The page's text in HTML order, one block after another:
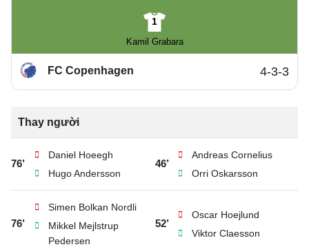
1
Kamil Grabara
FC Copenhagen 4-3-3
Thay người
76’
Daniel Hoeegh
Hugo Andersson
46’
Andreas Cornelius
Orri Oskarsson
76’
Simen Bolkan Nordli
Mikkel Mejlstrup
Pedersen
52’
Oscar Hoejlund
Viktor Claesson